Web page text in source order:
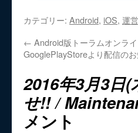
カテゴリー: Android, iOS, 運
← Android版トーラムオンラ
GooglePlayStoreより配信の
2016年3月3日
せ!! /
メント